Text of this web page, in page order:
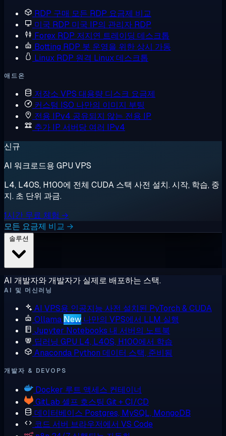
RDP 구매 모든 RDP 요금제 비교
미국 RDP 미국 IP의 관리자 RDP
Forex RDP 저지연 트레이딩 데스크톱
Botting RDP 봇 운영을 위한 상시 가동
Linux RDP 원격 Linux 데스크톱
애드온
저장소 VPS 대용량 디스크 요금제
커스텀 ISO 나만의 이미지 부팅
전용 IPv4 공유되지 않는 전용 IP
추가 IP 서버당 여러 IPv4
신규
AI 워크로드용 GPU VPS
L4, L40S, H100에 전체 CUDA 스택 사전 설치. 시작, 학습, 중
지. 초 단위 과금.
1시간 무료 체험 →
모든 요금제 비교 →
AI 개발자와 개발자가 실제로 배포하는 스택.
AI 및 머신러닝
AI VPS용 인공지능 사전 설치된 PyTorch & CUDA
Ollama New 나만의 VPS에서 LLM 실행
Jupyter Notebooks 내 서버의 노트북
딥러닝 GPU L4, L40S, H100에서 학습
Anaconda Python 데이터 스택, 준비됨
개발자 & DEVOPS
Docker 루트 액세스 컨테이너
GitLab 셀프 호스팅 Git + CI/CD
데이터베이스 Postgres, MySQL, MongoDB
코드 서버 브라우저에서 VS Code